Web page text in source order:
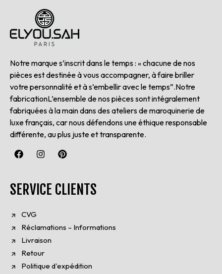
Notre marque s’inscrit dans le temps : « chacune de nos
pièces est destinée à vous accompagner, à faire briller
votre personnalité et à s’embellir avec le temps”.Notre
fabricationL’ensemble de nos pièces sont intégralement
fabriquées à la main dans des ateliers de maroquinerie de
luxe français, car nous défendons une éthique responsable
différente, au plus juste et transparente.
SERVICE CLIENTS
CVG
Réclamations – Informations
Livraison
Retour
Politique d'expédition